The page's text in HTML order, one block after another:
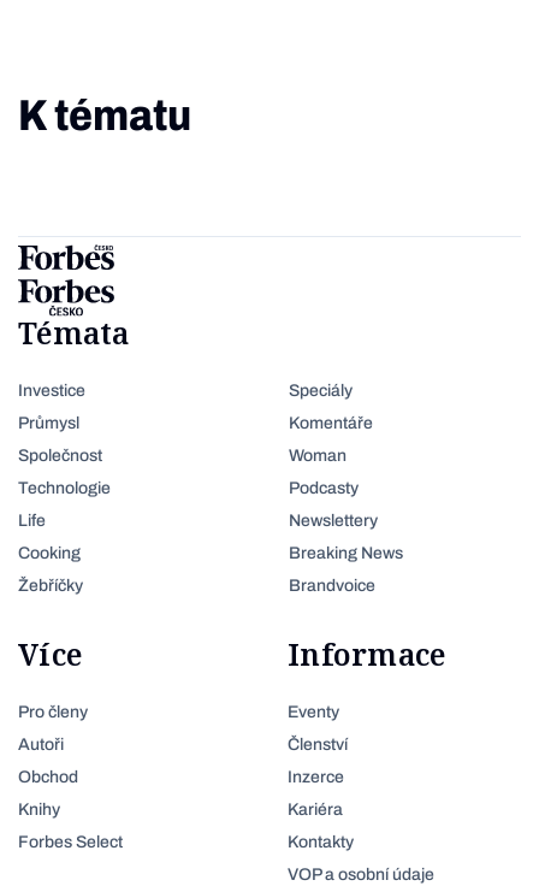
K tématu
Témata
Investice
Průmysl
Společnost
Technologie
Life
Cooking
Žebříčky
Speciály
Komentáře
Woman
Podcasty
Newslettery
Breaking News
Brandvoice
Více
Pro členy
Autoři
Obchod
Knihy
Forbes Select
Informace
Eventy
Členství
Inzerce
Kariéra
Kontakty
VOP a osobní údaje